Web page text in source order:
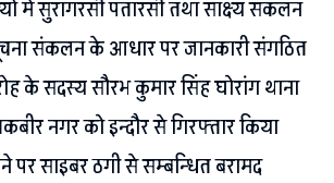
में सुरागरसी पतारसी तथा साक्ष्य संकलन
संकलन के आधार पर जानकारी संगठित
के सदस्य सौरभ कुमार सिंह घोरांग थाना
नगर को इन्दौर से गिरफ्तार किया
पर साइबर ठगी से सम्बन्धित बरामद